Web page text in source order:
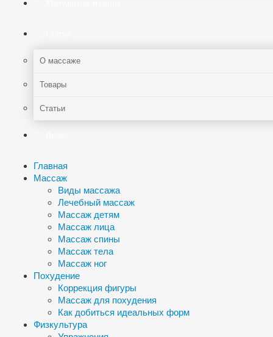
О массаже
Товары
Статьи
Главная
Массаж
Виды массажа
Лечебный массаж
Массаж детям
Массаж лица
Массаж спины
Массаж тела
Массаж ног
Похудение
Коррекция фигуры
Массаж для похудения
Как добиться идеальных форм
Физкультура